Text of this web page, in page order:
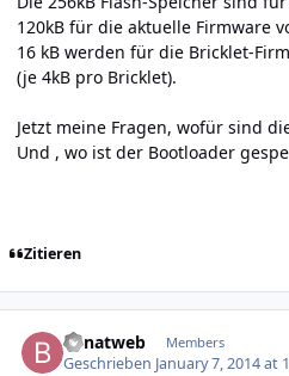
120kB für die aktuelle Firmware
16 kB werden für die Bricklet-
(je 4kB pro Bricklet).
Jetzt meine Fragen, wofür sind
Und , wo ist der Bootloader
Zitieren
benatweb Members
Geschrieben January 7, 2014 at